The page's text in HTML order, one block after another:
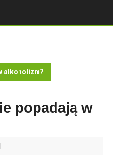
alkoholizm?
popadają w